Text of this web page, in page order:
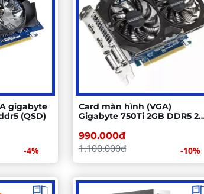
gigabyte
(QSD)
-4%
Card màn hình (VGA)
Gigabyte 750Ti 2GB DDR5 2
990.000đ
1.100.000đ -10%